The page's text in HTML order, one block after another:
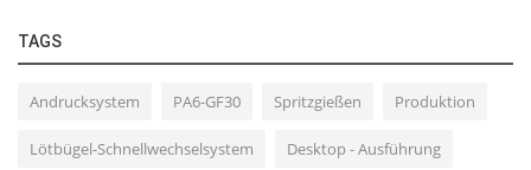
TAGS
Andrucksystem PA6-GF30 Spritzgießen Produktion
Lötbügel-Schnellwechselsystem Desktop - Ausführung